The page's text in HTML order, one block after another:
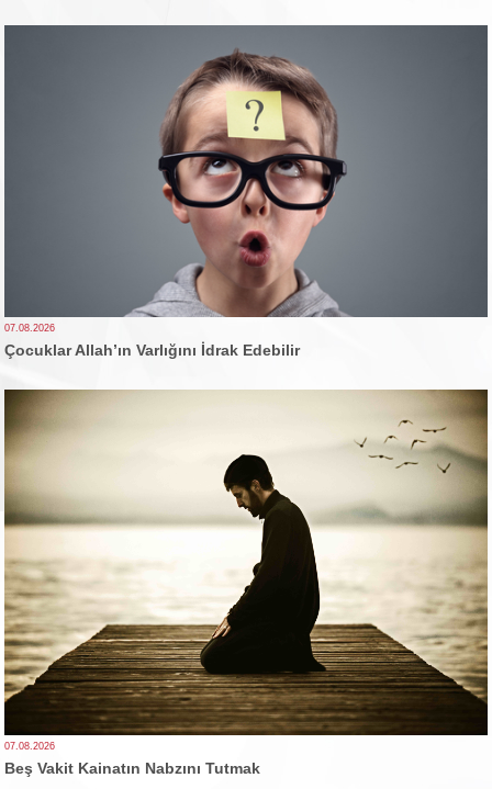
07.08.2026
Çocuklar Allah’ın Varlığını İdrak Edebilir
07.08.2026
Beş Vakit Kainatın Nabzını Tutmak